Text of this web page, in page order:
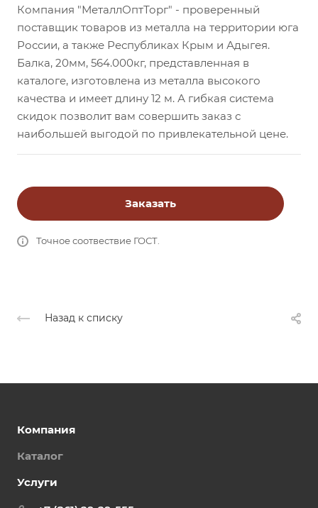
Компания "МеталлОптТорг" - проверенный
поставщик товаров из металла на территории юга
России, а также Республиках Крым и Адыгея.
Балка, 20мм, 564.000кг, представленная в
каталоге, изготовлена из металла высокого
качества и имеет длину 12 м. А гибкая система
скидок позволит вам совершить заказ с
наибольшей выгодой по привлекательной цене.
Заказать
Точное соотвествие ГОСТ.
Назад к списку
Компания
Каталог
Услуги